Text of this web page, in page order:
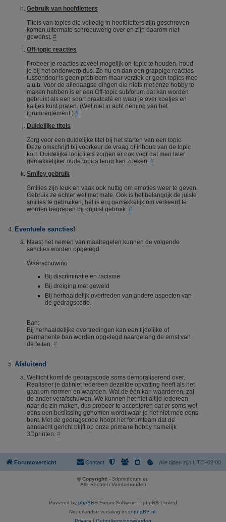
Gebruik van hoofdletters
Titels van topics die volledig in hoofdletters zijn geschreven
komen uitermate schreeuwerig over en zijn daarom niet
gewenst. #
Off-topic reacties
Probeer je reacties zoveel mogelijk on-topic te houden, houd
je bij het onderwerp dus. Zo nu en dan een grappige reacties
tussendoor is geen probleem maar verziek er geen topics mee
a.u.b. Voor de alledaagse dingen die niets met onze hobby te
maken hebben is er een Off-topic subforum dat kan worden
gebruikt als een soort praatcafé en waar je over koetjes en
kalfjes kunt praten. (Wel met in acht neming van het
forumreglement.) #
Duidelijke titels
Zorg voor een duidelijke titel bij het starten van een topic.
Deze omschrijft bij voorkeur de vraag of inhoud van de topic
kort. Duidelijke topictitels zorgen er ook voor dat men later
gemakkelijker oude topics terug kan zoeken. #
Smiley gebruik
Smilies zijn leuk en vaak ook nuttig om emoties weer te geven.
Gebruik ze echter wel met mate. Ook is het belangrijk de juiste
smilies te gebruiken, het is erg gemakkelijk om verkeerd te
worden begrepen bij onjuist gebruik. #
Eventuele sancties!
Naast het nemen van maatregelen kunnen de volgende
sancties worden opgelegd:
Waarschuwing:
Bij discriminatie en racisme
Bij dreiging met geweld
Bij herhaaldelijk overtreden van andere aspecten van
de gedragscode.
Ban:
Bij herhaaldelijke overtredingen kan een tijdelijke of
permanente ban worden opgelegd naargelang de ernst van
de feiten. #
Afsluitend
Wellicht komt de gedragscode soms demoraliserend over.
Realiseer je dat niet iedereen dezelfde opvatting heeft als het
gaat om normen en waarden. Wat de één kan waarderen, zal
de ander verafschuwen. We kunnen het niet altijd iedereen
naar de zin maken, dus probeer te accepteren dat er soms wel
eens een beslissing genomen wordt waar je het niet mee eens
bent. Met de gedragscode hoopt het forumteam dat de
aandacht gericht blijft op onze primaire hobby namelijk
3Dprinten. #
Forumoverzicht Alle tijden zijn UTC+02:00
Contact
© Copyright! - 3dprintforum.eu
Alle Rechten Voorbehouden
Powered by phpBB® Forum Software © phpBB Limited
Nederlandse vertaling door phpBB.nl
Privacy | Gebruikersvoorwaarden